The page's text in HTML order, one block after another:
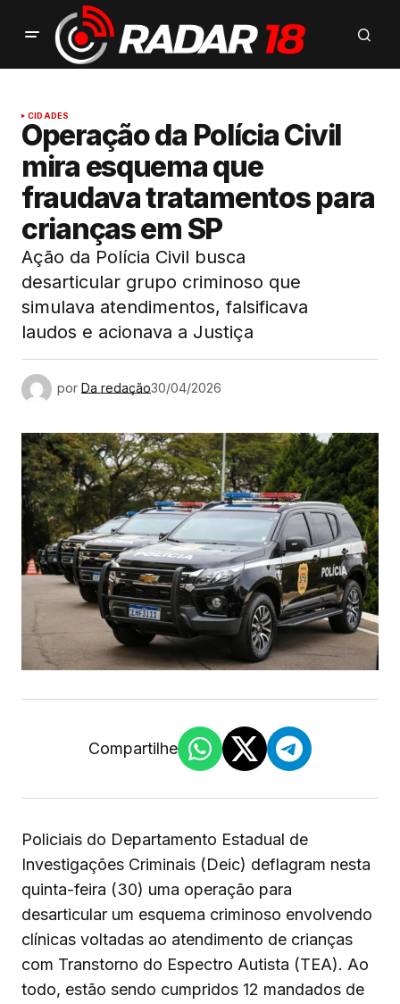
CIDADES
Operação da Polícia Civil
mira esquema que
fraudava tratamentos para
crianças em SP
Ação da Polícia Civil busca
desarticular grupo criminoso que
simulava atendimentos, falsificava
laudos e acionava a Justiça
por Da redação30/04/2026
Compartilhe
Policiais do Departamento Estadual de
Investigações Criminais (Deic) deflagram nesta
quinta-feira (30) uma operação para
desarticular um esquema criminoso envolvendo
clínicas voltadas ao atendimento de crianças
com Transtorno do Espectro Autista (TEA). Ao
todo, estão sendo cumpridos 12 mandados de